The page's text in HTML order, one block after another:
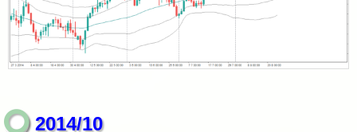
2014/10